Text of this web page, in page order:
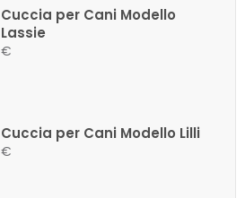
Cuccia per Cani Modello
Lassie
€
Cuccia per Cani Modello Lilli
€